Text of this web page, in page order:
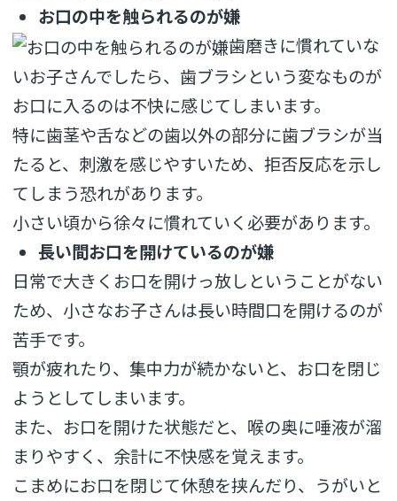
お口の中を触られるのが嫌
歯磨きに慣れていな
いお子さんでしたら、歯ブラシという変なものが
お口に入るのは不快に感じてしまいます。
特に歯茎や舌などの歯以外の部分に歯ブラシが当
たると、刺激を感じやすいため、拒否反応を示し
てしまう恐れがあります。
小さい頃から徐々に慣れていく必要があります。
長い間お口を開けているのが嫌
日常で大きくお口を開けっ放しということがない
ため、小さなお子さんは長い時間口を開けるのが
苦手です。
顎が疲れたり、集中力が続かないと、お口を閉じ
ようとしてしまいます。
また、お口を開けた状態だと、喉の奥に唾液が溜
まりやすく、余計に不快感を覚えます。
こまめにお口を閉じて休憩を挟んだり、うがいと